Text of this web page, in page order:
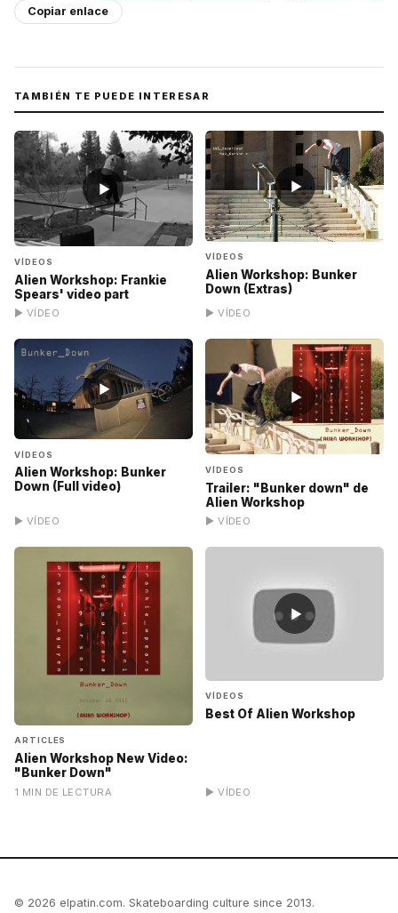
Copiar enlace
TAMBIÉN TE PUEDE INTERESAR
▶
VÍDEOS
Alien Workshop: Frankie
Spears' video part
▶ VÍDEO
▶
VÍDEOS
Alien Workshop: Bunker
Down (Extras)
▶ VÍDEO
▶
VÍDEOS
Alien Workshop: Bunker
Down (Full video)
▶ VÍDEO
▶
VÍDEOS
Trailer: "Bunker down" de
Alien Workshop
▶ VÍDEO
ARTICLES
Alien Workshop New Video:
"Bunker Down"
1 MIN DE LECTURA
▶
VÍDEOS
Best Of Alien Workshop
▶ VÍDEO
© 2026 elpatin.com. Skateboarding culture since 2013.